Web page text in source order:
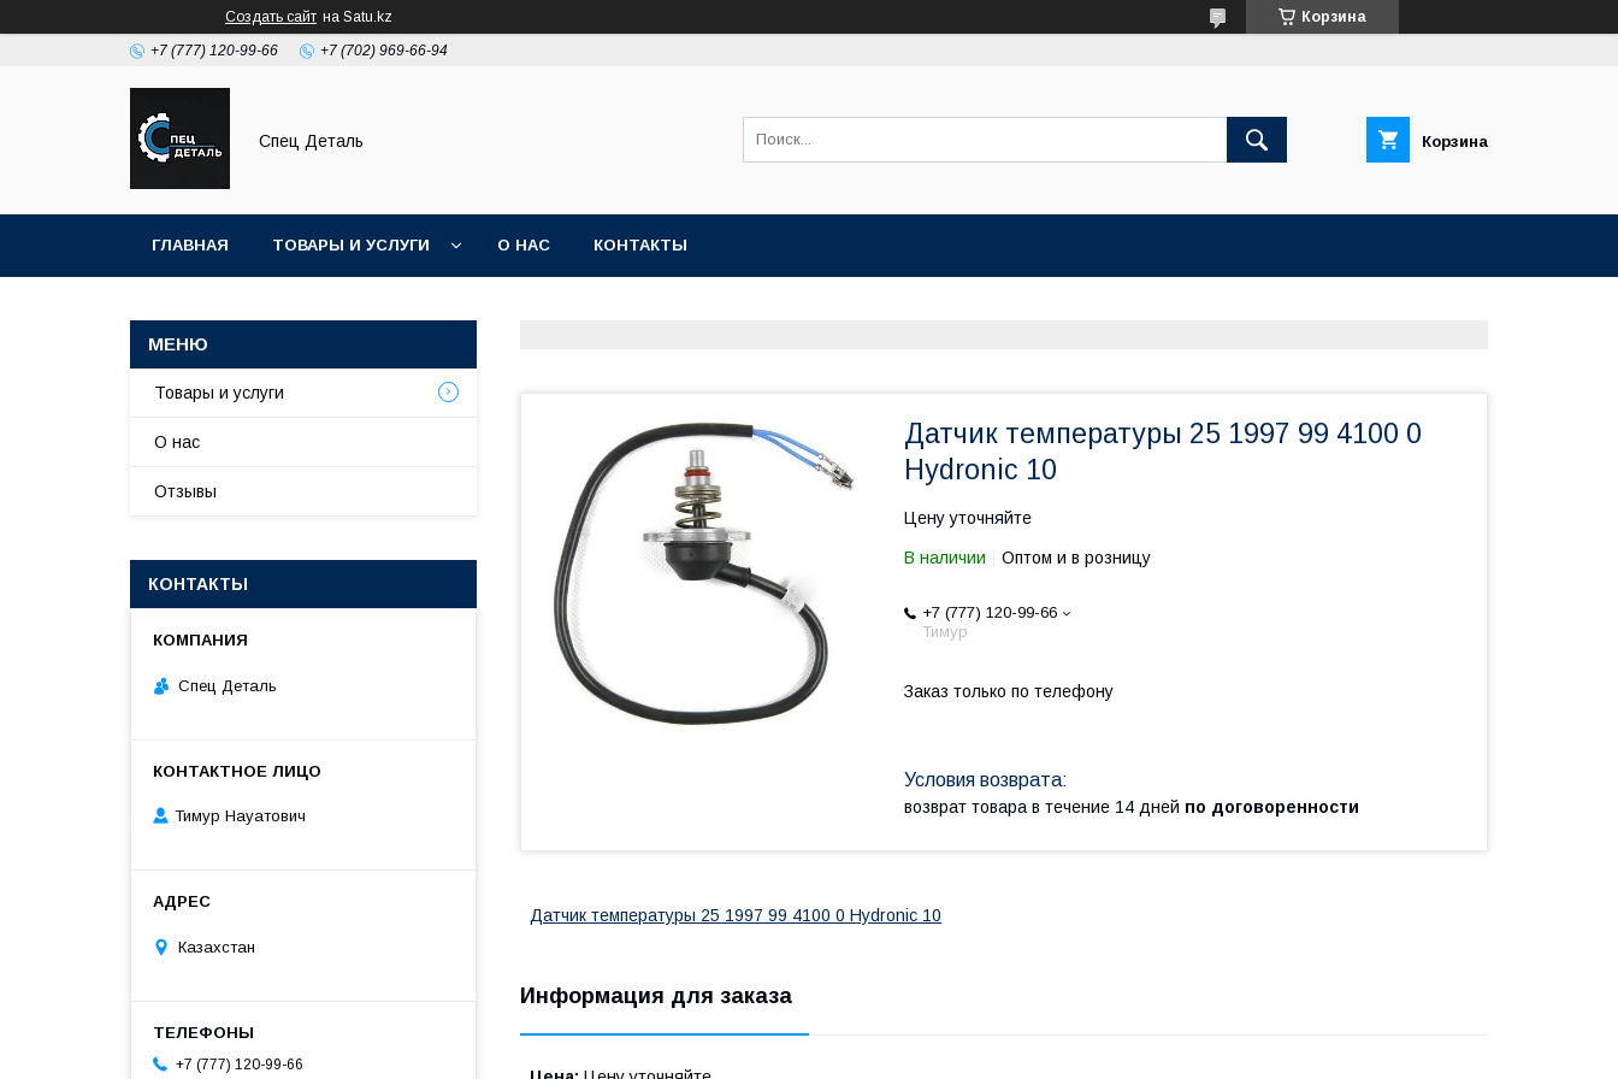
Создать сайт на Satu.kz Корзина
+7 (777) 120-99-66 +7 (702) 969-66-94
Спец Деталь Корзина
ГЛАВНАЯ ТОВАРЫ И УСЛУГИ О НАС КОНТАКТЫ
Датчик температуры 25 1997 99 4100 0
Hydronic 10
Цену уточняйте
В наличии Оптом и в розницу
+7 (777) 120-99-66
Тимур
Заказ только по телефону
возврат товара в течение 14 дней по договоренности
Датчик температуры 25 1997 99 4100 0 Hydronic 10
Информация для заказа
Товары и услуги
О нас
Отзывы
КОНТАКТЫ
Спец Деталь
Тимур Науатович
Казахстан
+7 (777) 120-99-66